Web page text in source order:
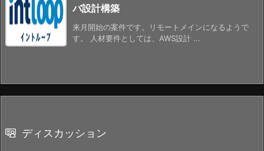
バ設計構築
来月開始の案件です。リモートメインになるようで
す。 人材要件としては、AWS設計 ...
ディスカッション